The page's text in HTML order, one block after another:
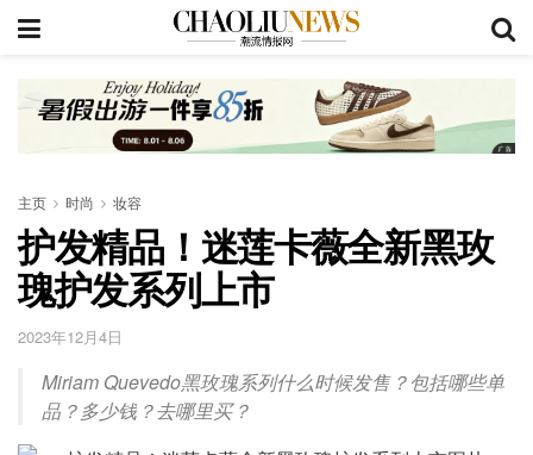
主页 时尚 妆容
护发精品！迷莲卡薇全新黑玫
瑰护发系列上市
2023年12月4日
Miriam Quevedo黑玫瑰系列什么时候发售？包括哪些单
品？多少钱？去哪里买？